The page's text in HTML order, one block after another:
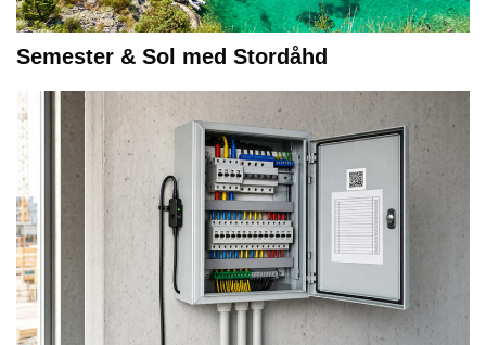
Semester & Sol med Stordåhd